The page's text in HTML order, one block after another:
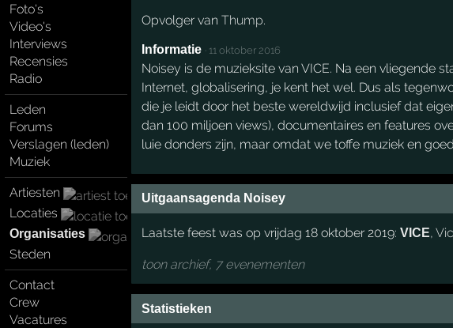
Foto's
Video's
Interviews
Recensies
Radio
Leden
Forums
Verslagen (leden)
Muziek
Artiesten
Locaties
Organisaties
Steden
Contact
Crew
Vacatures
Opvolger van Thump.
Informatie · 11 oktober 2016
Noisey is de muzieksite van VICE. Na een vliegende
Internet, globalisering, je kent het wel. Dus als
die je leidt door het beste wereldwijd inclusief dat
dan 100 miljoen views), documentaires en features
luie donders zijn, maar omdat we toffe muziek en
Uitgaansagenda Noisey
Laatste feest was op vrijdag 18 oktober 2019: VICE,
toon archief, 7 evenementen
Statistieken